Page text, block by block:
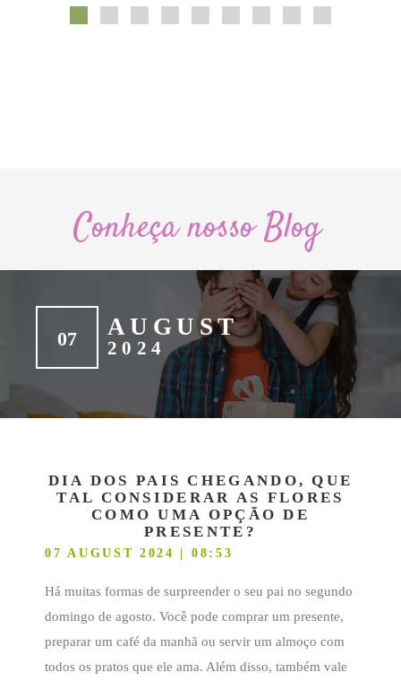
Conheça nosso Blog
07 AUGUST
2024
DIA DOS PAIS CHEGANDO, QUE
TAL CONSIDERAR AS FLORES
COMO UMA OPÇÃO DE
PRESENTE?
07 AUGUST 2024 | 08:53
Há muitas formas de surpreender o seu pai no segundo
domingo de agosto. Você pode comprar um presente,
preparar um café da manhã ou servir um almoço com
todos os pratos que ele ama. Além disso, também vale